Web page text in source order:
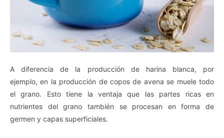
A diferencia de la producción de harina blanca, por
ejemplo, en la producción de copos de avena se muele todo
el grano. Esto tiene la ventaja que las partes ricas en
nutrientes del grano también se procesan en forma de
germen y capas superficiales.